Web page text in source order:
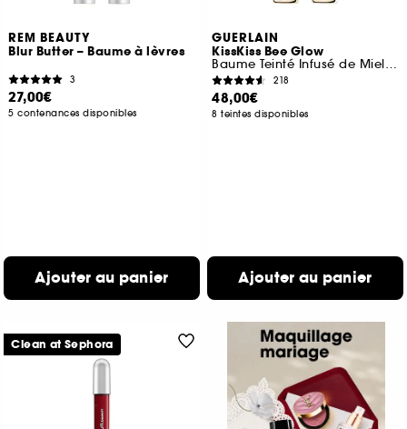
REM BEAUTY
Blur Butter – Baume à lèvres
3
27,00€
5 contenances disponibles
Ajouter au panier
GUERLAIN
KissKiss Bee Glow
Baume Teinté Infusé de Miel 98% d'origine naturelle
218
48,00€
8 teintes disponibles
Ajouter au panier
Clean at Sephora